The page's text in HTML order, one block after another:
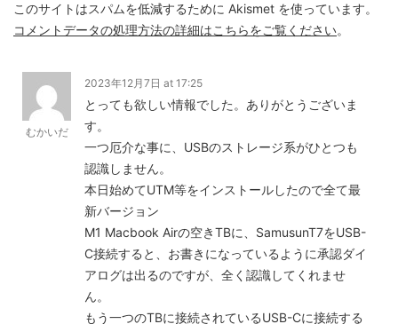
このサイトはスパムを低減するために Akismet を使っています。
コメントデータの処理方法の詳細はこちらをご覧ください。
むかいだ
2023年12月7日 at 17:25
とっても欲しい情報でした。ありがとうございま
す。
一つ厄介な事に、USBのストレージ系がひとつも
認識しません。
本日始めてUTM等をインストールしたので全て最
新バージョン
M1 Macbook Airの空きTBに、SamusunT7をUSB-
C接続すると、お書きになっているように承認ダイ
アログは出るのですが、全く認識してくれませ
ん。
もう一つのTBに接続されているUSB-Cに接続する